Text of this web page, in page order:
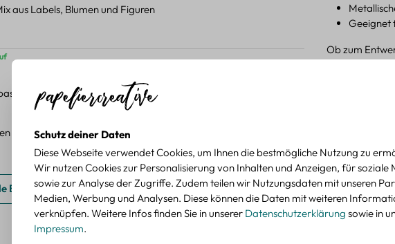
Geeignet
Ob zum
aus Labels, Blumen und Figuren
gut zu meinen Projekten.
– 40-teiliges Set für kreative Projekte
Bewertungen anzeigen
Schutz deiner Daten
Diese Webseite verwendet Cookies, um Ihnen die bestmögliche Nutzung zu
Wir nutzen Cookies zur Personalisierung von Inhalten und Anzeigen, für soziale
sowie zur Analyse der Zugriffe. Zudem teilen wir Nutzungsdaten mit unseren
Medien, Werbung und Analysen. Diese können die Daten mit weiteren
verknüpfen. Weitere Infos finden Sie in unserer Datenschutzerklärung sowie in
Impressum.